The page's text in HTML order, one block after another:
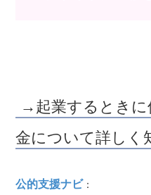
→起業するときに
金について詳しく
公的支援ナビ ：